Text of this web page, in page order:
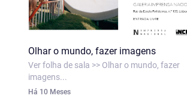
Olhar o mundo, fazer imagens
Ver folha de sala >> Olhar o mundo, fazer
imagens...
Há 10 Meses